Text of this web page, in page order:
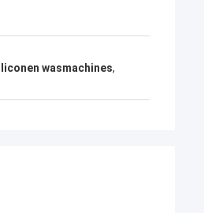
wasmachines,